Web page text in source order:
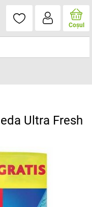
Coşul
Ultra Fresh